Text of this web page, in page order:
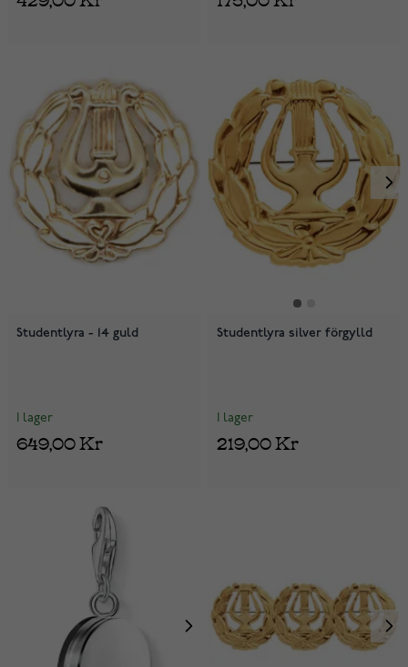
Studentlyra - 14 guld
I lager
649,00 Kr
Studentlyra silver förgylld
I lager
219,00 Kr